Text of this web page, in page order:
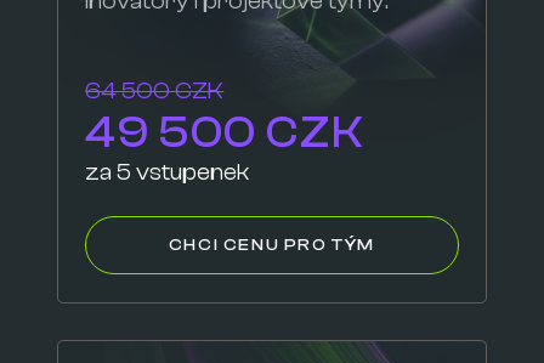
64 500 CZK
49 500 CZK
za 5 vstupenek
CHCI CENU PRO TÝM